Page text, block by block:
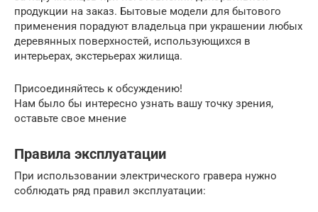
продукции на заказ. Бытовые модели для бытового
применения порадуют владельца при украшении любых
деревянных поверхностей, использующихся в
интерьерах, экстерьерах жилища.
Присоединяйтесь к обсуждению!
Нам было бы интересно узнать вашу точку зрения,
оставьте свое мнение
Правила эксплуатации
При использовании электрического гравера нужно
соблюдать ряд правил эксплуатации: